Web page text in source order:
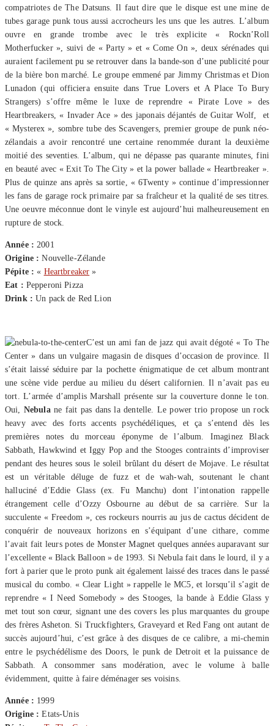
compatriotes de The Datsuns. Il faut dire que le disque est une mine de
tubes garage punk tous aussi accrocheurs les uns que les autres. L’album
ouvre en grande trombe avec le très explicite « Rockn’Roll
Motherfucker », suivi de « Party » et « Come On », deux sérénades qui
auraient facilement pu se retrouver dans la bande-son d’une publicité pour
de la bière bon marché. Le groupe emmené par Jimmy Christmas et Dion
Lunadon (qui officiera ensuite dans True Lovers et A Place To Bury
Strangers) s’offre même le luxe de reprendre « Pirate Love » des
Heartbreakers, « Invader Ace » des japonais déjantés de Guitar Wolf, et
« Mysterex », sombre tube des Scavengers, premier groupe de punk néo-
zélandais a avoir rencontré une certaine renommée durant la deuxième
moitié des seventies. L’album, qui ne dépasse pas quarante minutes, fini
en beauté avec « Exit To The City » et la power ballade « Heartbreaker ».
Plus de quinze ans après sa sortie, « 6Twenty » continue d’impressionner
les fans de garage rock primaire par sa fraîcheur et la qualité de ses titres.
Une oeuvre méconnue dont le vinyle est aujourd’hui malheureusement en
rupture de stock.
Année : 2001
Origine : Nouvelle-Zélande
Pépite : « Heartbreaker »
Eat : Pepperoni Pizza
Drink : Un pack de Red Lion
C’est un ami fan de jazz qui avait dégoté « To The
Center » dans un vulgaire magasin de disques d’occasion de province. Il
s’était laissé séduire par la pochette énigmatique de cet album montrant
une scène vide perdue au milieu du désert californien. Il n’avait pas eu
tort. L’armée d’amplis Marshall présente sur la couverture donne le ton.
Oui, Nebulane fait pas dans la dentelle. Le power trio propose un rock
heavy avec des forts accents psychédéliques, et ça s’entend dès les
premières notes du morceau éponyme de l’album. Imaginez Black
Sabbath, Hawkwind et Iggy Pop and the Stooges contraints d’improviser
pendant des heures sous le soleil brûlant du désert de Mojave. Le résultat
est un véritable déluge de fuzz et de wah-wah, soutenant le chant
halluciné d’Eddie Glass (ex. Fu Manchu) dont l’intonation rappelle
étrangement celle d’Ozzy Osbourne au début de sa carrière. Sur la
succulente « Freedom », ces rockeurs nourris au jus de cactus décident de
conquérir de nouveaux horizons en s’équipant d’une cithare, comme
l’avait fait leurs potes de Monster Magnet quelques années auparavant sur
l’excellente « Black Balloon » de 1993. Si Nebula fait dans le lourd, il y a
fort à parier que le proto punk ait également laissé des traces dans le passé
musical du combo. « Clear Light » rappelle le MC5, et lorsqu’il s’agit de
reprendre « I Need Somebody » des Stooges, la bande à Eddie Glass y
met tout son cœur, signant une des covers les plus marquantes du groupe
des frères Asheton. Si Truckfighters, Graveyard et Red Fang ont autant de
succès aujourd’hui, c’est grâce à des disques de ce calibre, a mi-chemin
entre le psychédélisme des Doors, le punk de Detroit et la puissance de
Sabbath. A consommer sans modération, avec le volume à balle
évidemment, quitte à faire déménager ses voisins.
Année : 1999
Origine : Etats-Unis